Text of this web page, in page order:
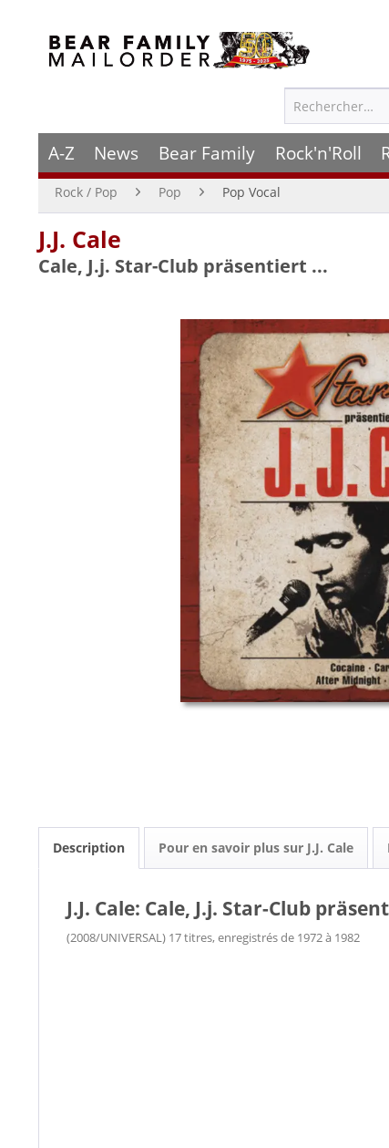
A-Z News Bear Family Rock'n'Roll
Rock / Pop Pop Pop Vocal
J.J. Cale
Cale, J.j. Star-Club präsentiert ...
Description Pour en savoir plus sur J.J. Cale
J.J. Cale: Cale, J.j. Star-Club
(2008/UNIVERSAL) 17 titres, enregistrés de 1972 à 1982